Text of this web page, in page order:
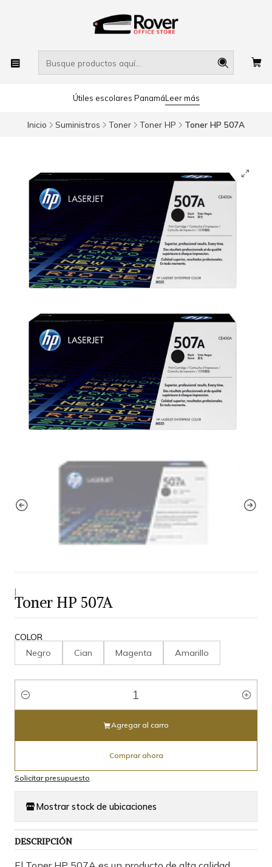
Útiles escolares PanamáLeer más
Inicio Suministros Toner Toner HP Toner HP 507A
|
Toner HP 507A
COLOR
Negro Cian Magenta Amarillo
Cantidad
Agregar al carro
Comprar ahora
Solicitar presupuesto
Mostrar stock de ubicaciones
DESCRIPCIÓN